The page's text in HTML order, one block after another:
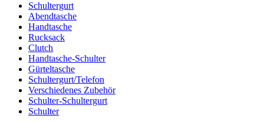
Schultergurt
Abendtasche
Handtasche
Rucksack
Clutch
Handtasche-Schulter
Gürteltasche
Schultergurt/Telefon
Verschiedenes Zubehör
Schulter-Schultergurt
Schulter